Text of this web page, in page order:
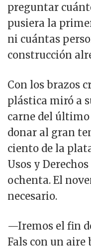
preguntar
pusiera la
ni cuántas
construcción
Con los brazos
plástica miró a
carne del último
donar al gran
ciento de la
Usos y
ochenta. El
necesario.
—Iremos el fin
Fals con un aire